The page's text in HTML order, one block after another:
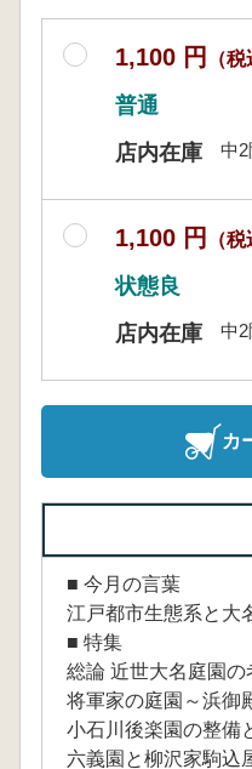
1,100 円 （税
普通
店内在庫
中2
1,100 円 （税
状態良
店内在庫
中2
カ
■ 今月の言葉
江戸都市生態系と
■ 特集
総論 近世大名庭園
将軍家の庭園～浜御
小石川後楽園の整備
六義園と柳沢家駒込